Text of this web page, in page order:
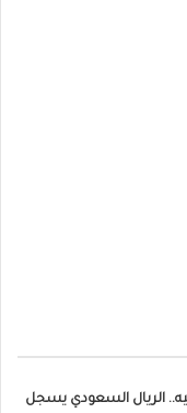
الريال السعودي يسجل